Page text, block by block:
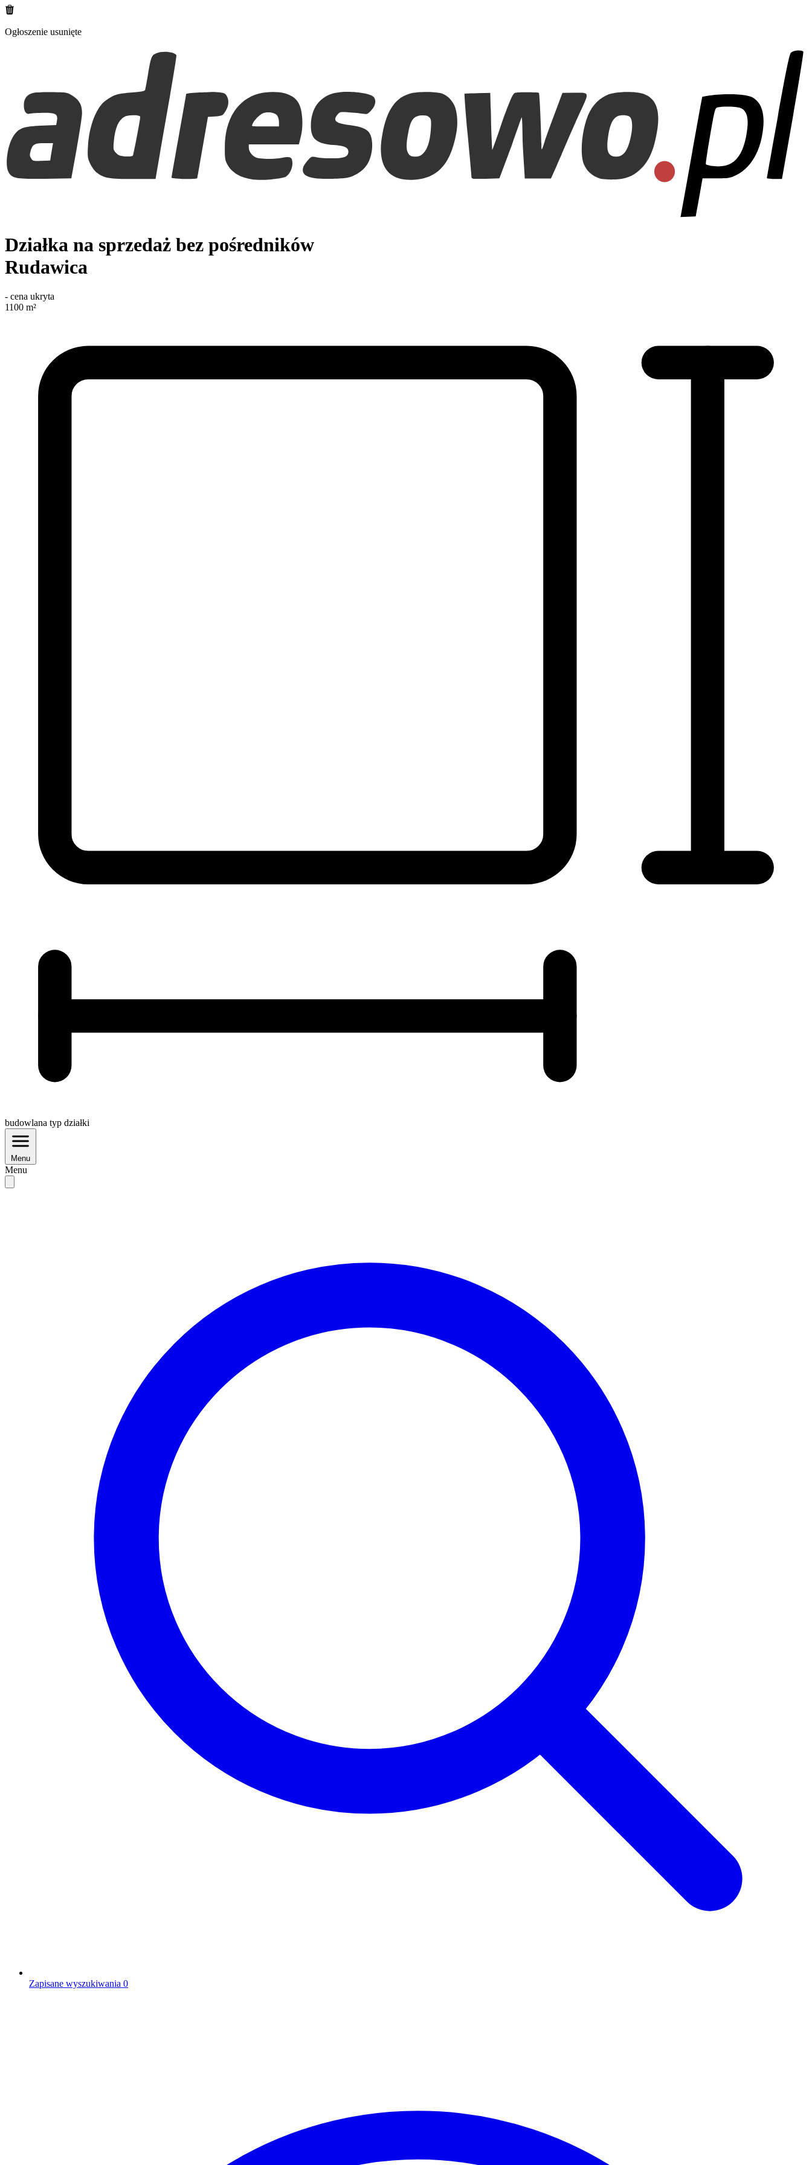
Ogłoszenie usunięte
Działka na sprzedaż bez pośredników
Rudawica
- cena ukryta
1100 m²
budowlana typ działki
Menu
Menu
Zapisane wyszukiwania 0